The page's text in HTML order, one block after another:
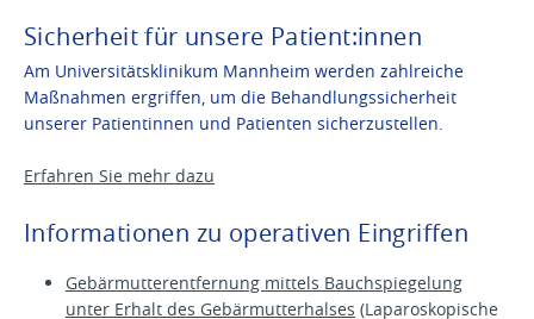
Sicherheit für unsere Patient:innen
Am Universitätsklinikum Mannheim werden zahlreiche
Maßnahmen ergriffen, um die Behandlungssicherheit
unserer Patientinnen und Patienten sicherzustellen.
Erfahren Sie mehr dazu
Informationen zu operativen Eingriffen
Gebärmutterentfernung mittels Bauchspiegelung
unter Erhalt des Gebärmutterhalses (Laparoskopische